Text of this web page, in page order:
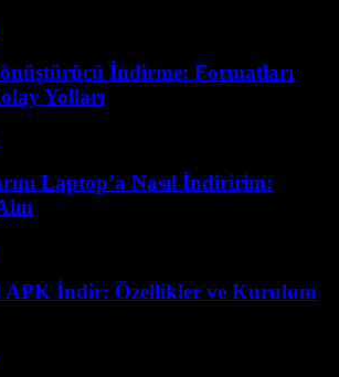
İndirme: Formatları
Yolları
Laptop’a Nasıl İndiririm:
APK İndir: Özellikler ve Kurulum